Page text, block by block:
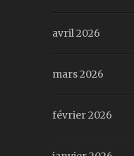
avril 2026
mars 2026
février 2026